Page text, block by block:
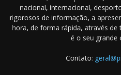
nacional, internacional,
rigorosos de informação, a
hora, de forma rápida, através
é o seu grande
Contato: